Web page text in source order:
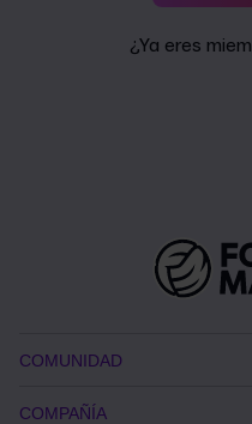
¿Ya eres
COMUNIDAD
COMPAÑÍA